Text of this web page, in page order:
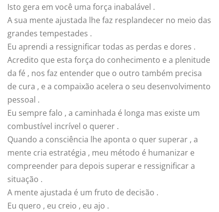
Isto gera em você uma força inabalável .
A sua mente ajustada lhe faz resplandecer no meio das
grandes tempestades .
Eu aprendi a ressignificar todas as perdas e dores .
Acredito que esta força do conhecimento e a plenitude
da fé , nos faz entender que o outro também precisa
de cura , e a compaixão acelera o seu desenvolvimento
pessoal .
Eu sempre falo , a caminhada é longa mas existe um
combustível incrível o querer .
Quando a consciência lhe aponta o quer superar , a
mente cria estratégia , meu método é humanizar e
compreender para depois superar e ressignificar a
situação .
A mente ajustada é um fruto de decisão .
Eu quero , eu creio , eu ajo .